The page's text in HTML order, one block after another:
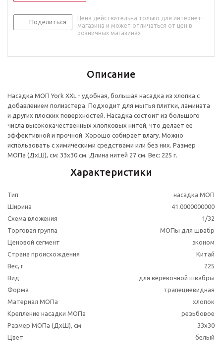
Поделиться
Цена действительна только для интернет-
магазина и может отличаться от цен в
розничных магазинах
Описание
Насадка МОП York XXL - удобная, большая насадка из хлопка с
добавлением полиэстера. Подходит для мытья плитки, ламината
и других плоских поверхностей. Насадка состоит из большого
числа высококачественных хлопковых нитей, что делает ее
эффективной и прочной. Хорошо собирает влагу. Можно
использовать с химическими средствами или без них. Размер
МОПа (ДхШ), см: 33x30 см. Длина нитей 27 см. Вес: 225 г.
Характеристики
Тип
насадка МОП
Ширина
41.0000000000
Схема вложения
1/32
Торговая группа
МОПы для швабр
Ценовой сегмент
эконом
Страна происхождения
Китай
Вес, г
225
Вид
для веревочной швабры
Форма
трапециевидная
Материал МОПа
хлопок
Крепление насадки МОПа
резьбовое
Размер МОПа (ДхШ), см
33x30
Цвет
белый